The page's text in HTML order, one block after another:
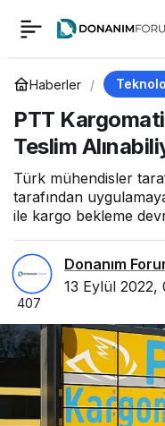
Haberler
PTT
Teslim
Türk mühendisler
tarafından
ile kargo bekleme
Donanım
13 Eylül 2022,
407
PTT Kargomatik İle
Kargolar 7/24
Alınabiliyor